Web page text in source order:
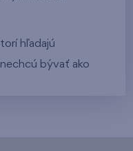
hľadajú
bývať ako